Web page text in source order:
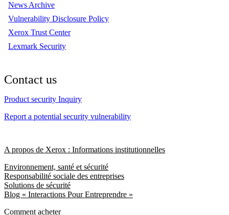
News Archive
Vulnerability Disclosure Policy
Xerox Trust Center
Lexmark Security
Contact us
Product security Inquiry
Report a potential security vulnerability
A propos de Xerox : Informations institutionnelles
Environnement, santé et sécurité
Responsabilité sociale des entreprises
Solutions de sécurité
Blog « Interactions Pour Entreprendre »
Comment acheter